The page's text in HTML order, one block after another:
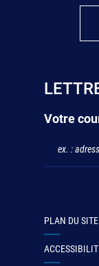
Votre
PLAN DU SITE